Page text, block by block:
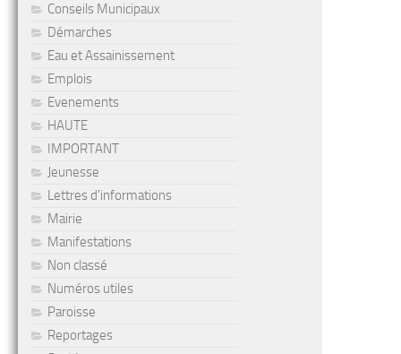
Conseils Municipaux
Démarches
Eau et Assainissement
Emplois
Evenements
HAUTE
IMPORTANT
Jeunesse
Lettres d'informations
Mairie
Manifestations
Non classé
Numéros utiles
Paroisse
Reportages